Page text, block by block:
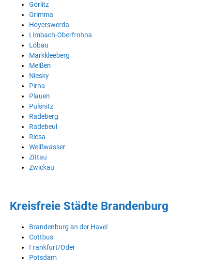
Görlitz
Grimma
Hoyerswerda
Limbach-Oberfrohna
Löbau
Markkleeberg
Meißen
Niesky
Pirna
Plauen
Pulsnitz
Radeberg
Radebeul
Riesa
Weißwasser
Zittau
Zwickau
Kreisfreie Städte Brandenburg
Brandenburg an der Havel
Cottbus
Frankfurt/Oder
Potsdam